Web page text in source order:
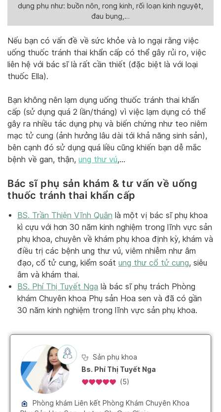
dụng phụ như: buồn nôn, rong kinh, rối loạn kinh nguyệt,
đau bụng,…
Nếu bạn có vấn đề về sức khỏe và lo ngại rằng việc
uống thuốc tránh thai khẩn cấp có thể gây rủi ro, việc
liên hệ với bác sĩ là rất cần thiết (đặc biệt là với loại
thuốc Ella).
Bạn không nên lạm dụng uống thuốc tránh thai khẩn
cấp (sử dụng quá 2 lần/tháng) vì việc lạm dụng có thể
gây ra nhiều tác dụng phụ và biến chứng như teo niêm
mạc tử cung (ảnh hưởng lâu dài tới khả năng sinh sản),
bên cạnh đó sử dụng quá liều cũng khiến bạn dễ mắc
bệnh về gan, thận, ung thư vú,…
Bác sĩ phụ sản khám & tư vấn về uống
thuốc tránh thai khẩn cấp
BS. Trần Thiện Vĩnh Quân là một vị bác sĩ phụ khoa
kì cựu với hơn 30 năm kinh nghiệm trong lĩnh vực sản
phụ khoa, chuyên về khám phụ khoa định kỳ, khám và
điều trị các bệnh ung thư vú, viêm nhiễm như âm
đạo, cổ tử cung, kiểm soát ung thư cổ tử cung, siêu
âm và khám thai.
BS. Phí Thị Tuyết Nga là bác sĩ phụ trách Phòng
khám Chuyên khoa Phụ sản Hoa sen và đã có gần
30 năm kinh nghiệm trong lĩnh vực sản phụ khoa.